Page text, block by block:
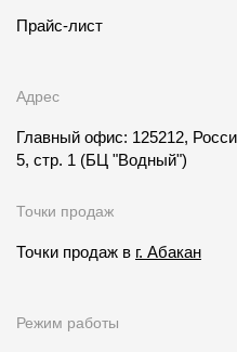
Прайс-лист
Адрес
Главный офис: 125212,
5, стр. 1 (БЦ "Водный")
Точки продаж
Точки продаж в г. Абакан
Режим работы